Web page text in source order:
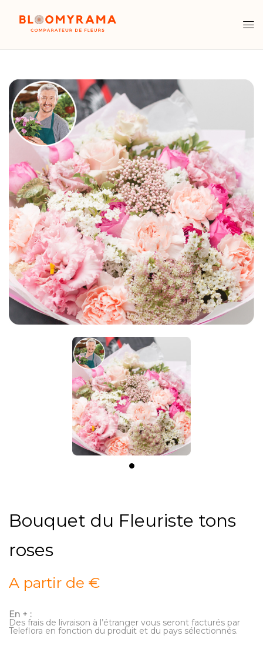
Bouquet du Fleuriste tons
roses
A partir de €
En + :
Des frais de livraison à l’étranger vous seront facturés par
Teleflora en fonction du produit et du pays sélectionnés.